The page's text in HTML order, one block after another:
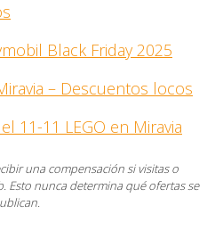
Black Friday 2025
– Descuentos locos
11-11 LEGO en Miravia
una compensación si visitas o
Esto nunca determina qué ofertas se